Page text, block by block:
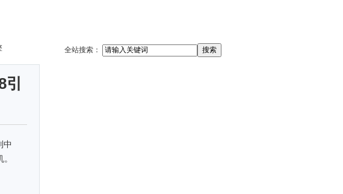
全站搜索：
中